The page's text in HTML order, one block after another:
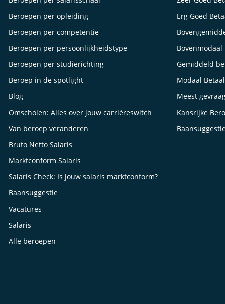
Beroepen per opleiding
Beroepen per competentie
Beroepen per persoonlijkheidstype
Beroepen per studierichting
Beroep in de spotlight
Blog
Omscholen: Alles over jouw carrièreswitch
Van beroep veranderen
Bruto Netto Salaris
Marktconform Salaris
Salaris Check: Is jouw salaris marktconform?
Baansuggestie
Vacatures
Salaris
Alle beroepen
Erg Goed
Gemiddeld
Modaal
Meest
Kansrijke